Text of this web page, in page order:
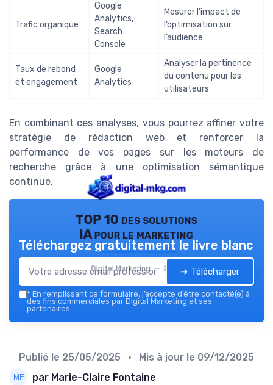
Trafic organique
Google
Analytics,
Search
Console
Mesurer l’impact de
l’optimisation sur
l’audience
Taux de rebond
et engagement
Google
Analytics
Analyser la pertinence
du contenu pour les
utilisateurs
En combinant ces analyses, vous pourrez affiner votre
stratégie de rédaction web et renforcer la
performance de vos pages sur les moteurs de
recherche grâce à une optimisation sémantique
continue.
TOP 10 des solutions
IA pour le marketing
Digital Marketing — 2026
Téléchargez gratuitement le livre blanc
➔ Télécharger
* En remplissant ce formulaire, j’accepte d’être contacté(e) à
des fins commerciales par Digital Marketing et ses
partenaires.
Publié le 25/05/2025 • Mis à jour le 09/12/2025
par Marie-Claire Fontaine